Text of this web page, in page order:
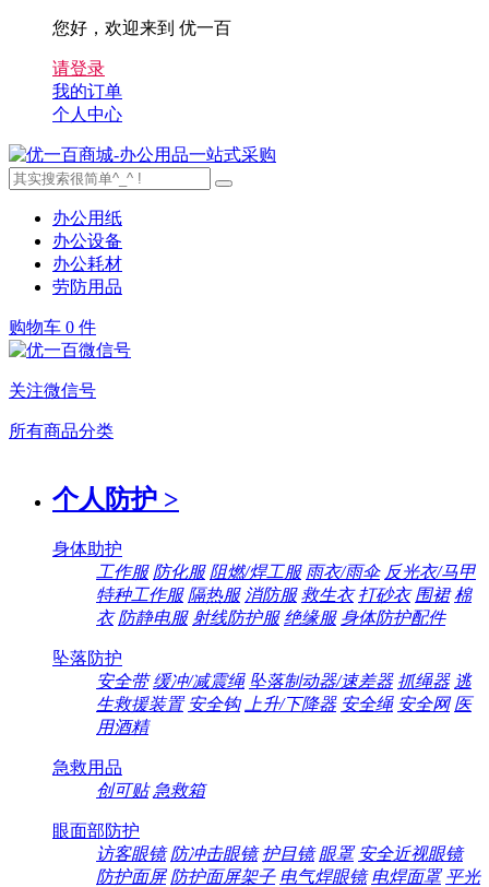
您好，欢迎来到 优一百
请登录
我的订单
个人中心
办公用纸
办公设备
办公耗材
劳防用品
购物车 0 件
关注微信号
所有商品分类
个人防护 >
身体助护
工作服 防化服 阻燃/焊工服 雨衣/雨伞 反光衣/马甲
特种工作服 隔热服 消防服 救生衣 打砂衣 围裙 棉
衣 防静电服 射线防护服 绝缘服 身体防护配件
坠落防护
安全带 缓冲/减震绳 坠落制动器/速差器 抓绳器 逃
生救援装置 安全钩 上升/下降器 安全绳 安全网 医
用酒精
急救用品
创可贴 急救箱
眼面部防护
访客眼镜 防冲击眼镜 护目镜 眼罩 安全近视眼镜
防护面屏 防护面屏架子 电气焊眼镜 电焊面罩 平光